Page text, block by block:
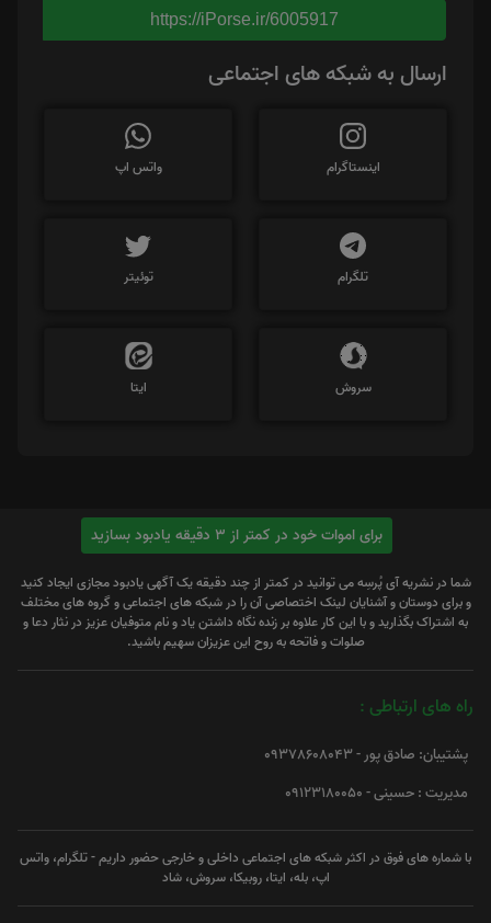
https://iPorse.ir/6005917
ارسال به شبکه های اجتماعی
اینستاگرام واتس اپ
تلگرام توئیتر
سروش ایتا
برای اموات خود در کمتر از 3 دقیقه یادبود بسازید
شما در نشریه آی پُرسِه می توانید در کمتر از چند دقیقه یک آگهی یادبود مجازی ایجاد کنید
و برای دوستان و آشنایان لینک اختصاصی آن را در شبکه های اجتماعی و گروه های مختلف
به اشتراک بگذارید و با این کار علاوه بر زنده نگاه داشتن یاد و نام متوفیان عزیز در نثار دعا و
صلوات و فاتحه به روح این عزیزان سهیم باشید.
راه های ارتباطی :
پشتیبان: صادق پور - 09378608043
مدیریت : حسینی - 09123180050
با شماره های فوق در اکثر شبکه های اجتماعی داخلی و خارجی حضور داریم - تلگرام، واتس
اپ، بله، ایتا، روبیکا، سروش، شاد